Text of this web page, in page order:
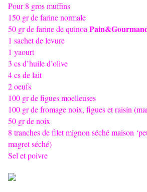
Pour 8 gros muffins
150 gr de farine normale
50 gr de farine de quinoa
1 sachet de levure
1 yaourt
3 cs d’huile d’olive
4 cs de lait
2 oeufs
100 gr de figues moelleuses
100 gr de fromage noix, figues et raisin
50 gr de noix
8 tranches de filet mignon séché maison
magret séché)
Sel et poivre